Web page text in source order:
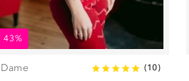
43%
Dame (10)